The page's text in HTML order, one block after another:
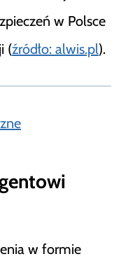
w Polsce
(źródło: alwis.pl).
w formie